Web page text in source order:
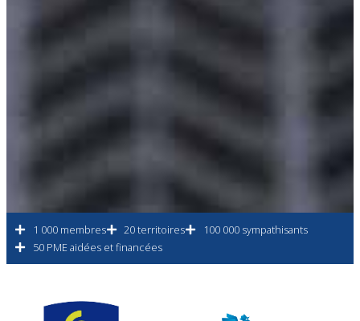
1 000 membres 20 territoires
100 000 sympathisants
50 PME aidées et financées